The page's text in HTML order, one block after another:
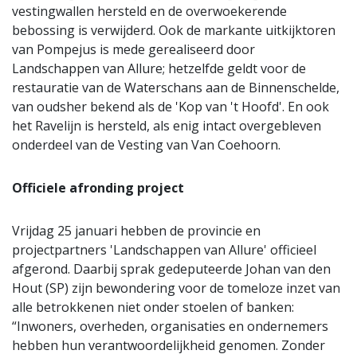
vestingwallen hersteld en de overwoekerende
bebossing is verwijderd. Ook de markante uitkijktoren
van Pompejus is mede gerealiseerd door
Landschappen van Allure; hetzelfde geldt voor de
restauratie van de Waterschans aan de Binnenschelde,
van oudsher bekend als de 'Kop van 't Hoofd'. En ook
het Ravelijn is hersteld, als enig intact overgebleven
onderdeel van de Vesting van Van Coehoorn.
Officiele afronding project
Vrijdag 25 januari hebben de provincie en
projectpartners 'Landschappen van Allure' officieel
afgerond. Daarbij sprak gedeputeerde Johan van den
Hout (SP) zijn bewondering voor de tomeloze inzet van
alle betrokkenen niet onder stoelen of banken:
“Inwoners, overheden, organisaties en ondernemers
hebben hun verantwoordelijkheid genomen. Zonder